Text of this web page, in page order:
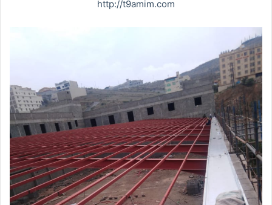
http://t9amim.com